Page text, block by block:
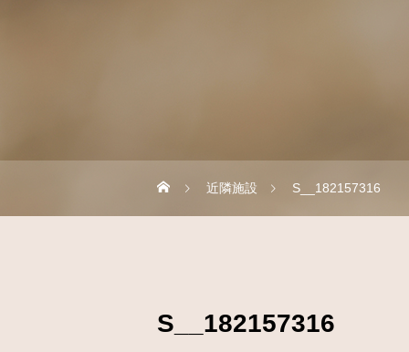
近隣施設 S__182157316
S__182157316